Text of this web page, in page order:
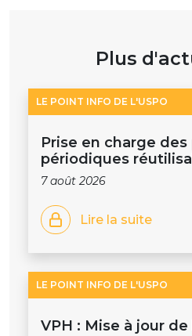
Plus
LE POINT INFO DE L'USPO
Prise en charge
périodiques
7 août 2026
Lire la suite
LE POINT INFO DE L'USPO
VPH : Mise à jour de